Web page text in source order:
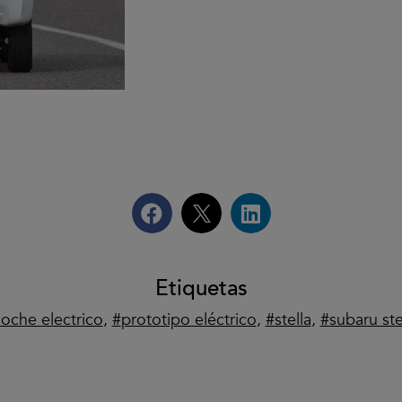
Etiquetas
electrico, prototipo eléctrico, stella, subaru